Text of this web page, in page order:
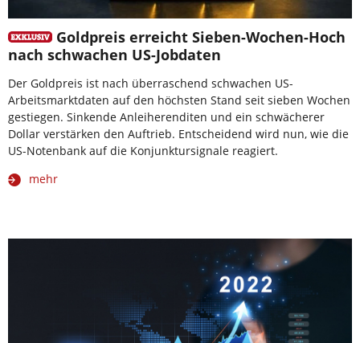
Goldpreis erreicht Sieben-Wochen-Hoch
nach schwachen US-Jobdaten
Der Goldpreis ist nach überraschend schwachen US-
Arbeitsmarktdaten auf den höchsten Stand seit sieben Wochen
gestiegen. Sinkende Anleiherenditen und ein schwächerer
Dollar verstärken den Auftrieb. Entscheidend wird nun, wie die
US-Notenbank auf die Konjunktursignale reagiert.
mehr